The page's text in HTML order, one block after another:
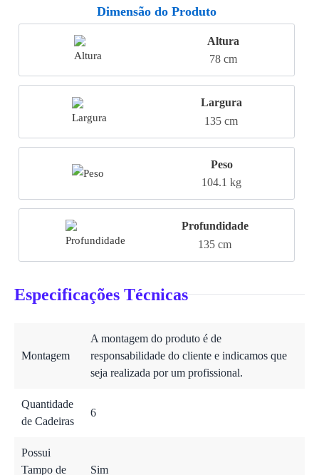
Dimensão do Produto
Altura
78 cm
Largura
135 cm
Peso
104.1 kg
Profundidade
135 cm
Especificações Técnicas
Montagem
A montagem do produto é de
responsabilidade do cliente e indicamos que
seja realizada por um profissional.
Quantidade
de Cadeiras
6
Possui
Tampo de
Sim